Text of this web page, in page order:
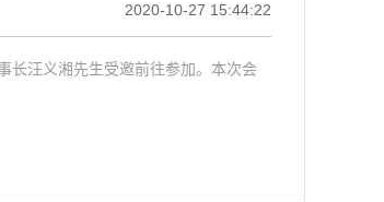
2020-10-27 15:44:22
长汪义湘先生受邀前往参加。本次会